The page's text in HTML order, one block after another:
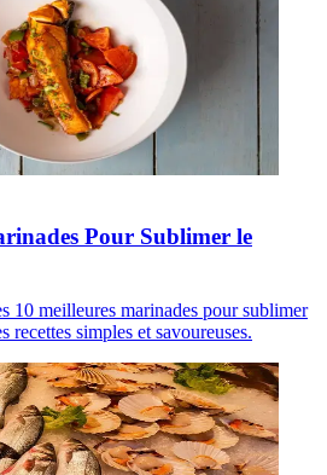
Pour Sublimer le
10 meilleures marinades pour sublimer
recettes simples et savoureuses.